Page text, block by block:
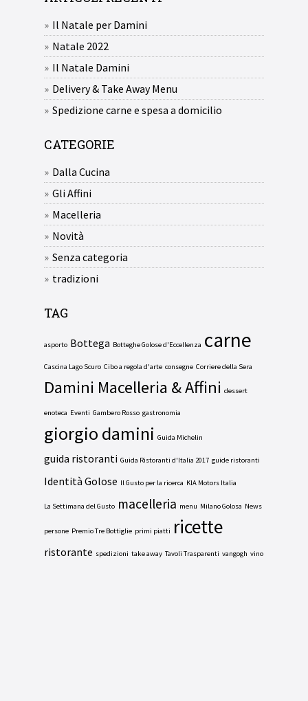
Il Natale per Damini
Natale 2022
Il Natale Damini
Delivery & Take Away Menu
Spedizione carne e spesa a domicilio
CATEGORIE
Dalla Cucina
Gli Affini
Macelleria
Novità
Senza categoria
tradizioni
TAG
asporto Bottega Botteghe Golose d'Eccellenza carne
Cascina Lago Scuro Cibo a regola d'arte consegne Corriere della Sera
Damini Macelleria & Affini dessert
enoteca Eventi Gambero Rosso gastronomia
giorgio damini Guida Michelin
guida ristoranti Guida Ristoranti d'Italia 2017 guide ristoranti
Identità Golose Il Gusto per la ricerca KIA Motors Italia
La Settimana del Gusto macelleria menu Milano Golosa News
persone Premio Tre Bottiglie primi piatti ricette
ristorante spedizioni take away Tavoli Trasparenti vangogh vino